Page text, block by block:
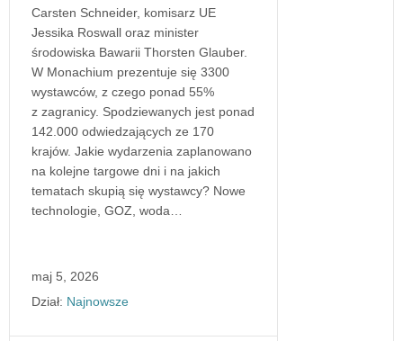
Carsten Schneider, komisarz UE
Jessika Roswall oraz minister
środowiska Bawarii Thorsten Glauber.
W Monachium prezentuje się 3300
wystawców, z czego ponad 55%
z zagranicy. Spodziewanych jest ponad
142.000 odwiedzających ze 170
krajów. Jakie wydarzenia zaplanowano
na kolejne targowe dni i na jakich
tematach skupią się wystawcy? Nowe
technologie, GOZ, woda…
maj 5, 2026
Dział: Najnowsze